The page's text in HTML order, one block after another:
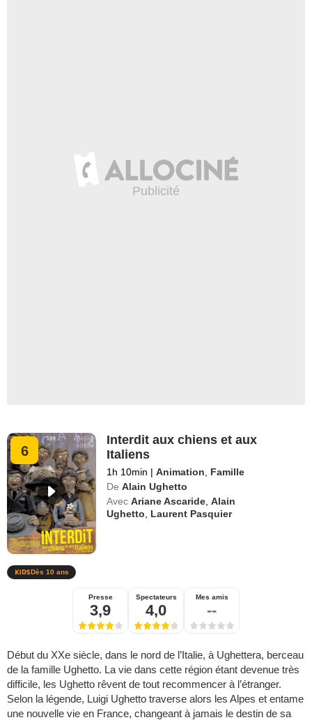
6
Interdit aux chiens et aux
Italiens
1h 10min | Animation
Famille
De Alain Ughetto
Avec Ariane Ascaride ,Alain
Ughetto
Laurent Pasquier
Dès 10 ans
Presse
3,9
Spectateurs
4,0
Mes amis
--
Début du XXe siècle, dans le nord de l’Italie, à Ughettera, berceau
de la famille Ughetto. La vie dans cette région étant devenue très
difficile, les Ughetto rêvent de tout recommencer à l’étranger.
Selon la légende, Luigi Ughetto traverse alors les Alpes et entame
une nouvelle vie en France, changeant à jamais le destin de sa